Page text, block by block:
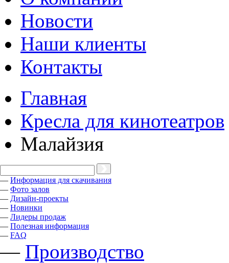
Новости
Наши клиенты
Контакты
Главная
Кресла для кинотеатров
Малайзия
— Информация для скачивания
— Фото залов
— Дизайн-проекты
— Новинки
— Лидеры продаж
— Полезная информация
— FAQ
— Производство